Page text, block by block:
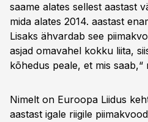
saame alates sellest aastast
mida alates 2014. aastast
Lisaks ähvardab see
asjad omavahel kokku liita,
kõhedus peale, et mis saab,“
Nimelt on Euroopa Liidus
aastast igale riigile